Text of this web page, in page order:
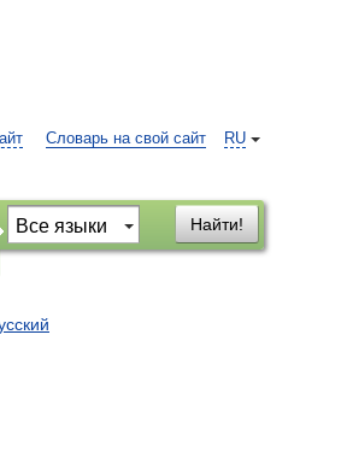
RU
Словарь на свой сайт
Найти!